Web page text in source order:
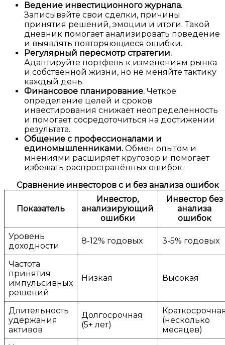
Ведение инвестиционного журнала.
Записывайте свои сделки, причины
принятия решений, эмоции и итоги. Такой
дневник помогает анализировать поведение
и выявлять повторяющиеся ошибки.
Регулярный пересмотр стратегии.
Адаптируйте портфель к изменениям рынка
и собственной жизни, но не меняйте тактику
каждый день.
Финансовое планирование. Четкое
определение целей и сроков
инвестирования снижает неопределенность
и помогает сосредоточиться на достижении
результата.
Общение с профессионалами и
единомышленниками. Обмен опытом и
мнениями расширяет кругозор и помогает
избежать распространённых ошибок.
Сравнение инвесторов с и без анализа ошибок
Показатель
Инвестор,
анализирующий
ошибки
Инвестор без
анализа
ошибок
Уровень
доходности
8-12% годовых 3-5% годовых
Частота
принятия
импульсивных
решений
Низкая Высокая
Длительность
удержания
активов
Долгосрочная
(5+ лет)
(несколько
месяцев)